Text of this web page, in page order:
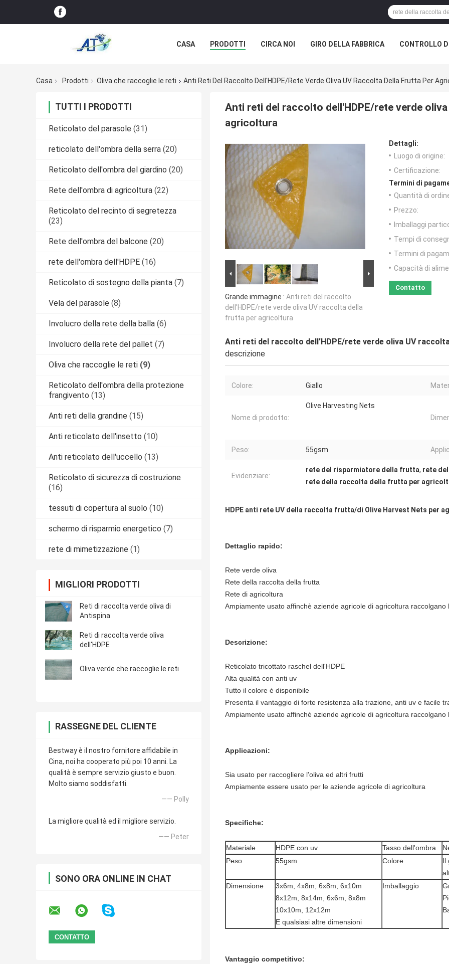
CASA PRODOTTI CIRCA NOI GIRO DELLA FABBRICA CONTROLLO
Casa Prodotti Oliva che raccoglie le reti Anti Reti Del Raccolto Dell'HDPE/rete Verde Oliva UV Raccolta Della Frutta Per
TUTTI I PRODOTTI
Reticolato del parasole (31)
reticolato dell'ombra della serra (20)
Reticolato dell'ombra del giardino (20)
Rete dell'ombra di agricoltura (22)
Reticolato del recinto di segretezza
(23)
Rete dell'ombra del balcone (20)
rete dell'ombra dell'HDPE (16)
Reticolato di sostegno della pianta (7)
Vela del parasole (8)
Involucro della rete della balla (6)
Involucro della rete del pallet (7)
Oliva che raccoglie le reti (9)
Reticolato dell'ombra della protezione
frangivento (13)
Anti reti della grandine (15)
Anti reticolato dell'insetto (10)
Anti reticolato dell'uccello (13)
Reticolato di sicurezza di costruzione
(16)
tessuti di copertura al suolo (10)
schermo di risparmio energetico (7)
rete di mimetizzazione (1)
MIGLIORI PRODOTTI
Reti di raccolta verde oliva di
Antispina
Reti di raccolta verde oliva
dell'HDPE
Oliva verde che raccoglie le reti
RASSEGNE DEL CLIENTE
Bestway è il nostro fornitore affidabile in
Cina, noi ha cooperato più poi 10 anni. La
qualità è sempre servizio giusto e buon.
Molto siamo soddisfatti.
—— Polly
La migliore qualità ed il migliore servizio.
—— Peter
SONO ORA ONLINE IN CHAT
Anti reti del raccolto dell'HDPE/rete verde
agricoltura
Grande immagine : Anti reti del raccolto
dell'HDPE/rete verde oliva UV raccolta della
frutta per agricoltura
Dettagli:
Luogo di origine:
Certificazione:
Termini di
Quantità di
Prezzo:
Imballaggi
Tempi di
Termini di
Capacità di
Contatto
Anti reti del raccolto dell'HDPE/rete verde oliva UV
descrizione
Colore: Giallo
Nome di prodotto:
Olive Harvesting Nets
Peso: 55gsm
Evidenziare:
rete del risparmiatore della frutta, rete
rete della raccolta della frutta per
HDPE anti rete UV della raccolta frutta/di Olive Harvest Nets per
Dettaglio rapido:
Rete verde oliva
Rete della raccolta della frutta
Rete di agricoltura
Ampiamente usato affinchè aziende agricole di agricoltura raccolgano
Descrizione:
Reticolato tricottato raschel dell'HDPE
Alta qualità con anti uv
Tutto il colore è disponibile
Presenta il vantaggio di forte resistenza alla trazione, anti uv e facile
Ampiamente usato affinchè aziende agricole di agricoltura raccolgano
Applicazioni:
Sia usato per raccogliere l'oliva ed altri frutti
Ampiamente essere usato per le aziende agricole di agricoltura
Specifiche:
Materiale HDPE con uv Tasso dell'ombra
Peso
55gsm Colore
Il
Dimensione
3x6m, 4x8m, 6x8m, 6x10m
8x12m, 8x14m, 6x6m, 8x8m
10x10m, 12x12m
E qualsiasi altre dimensioni
Imballaggio
Vantaggio competitivo: